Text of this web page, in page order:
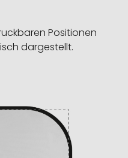
Positionen
dargestellt.